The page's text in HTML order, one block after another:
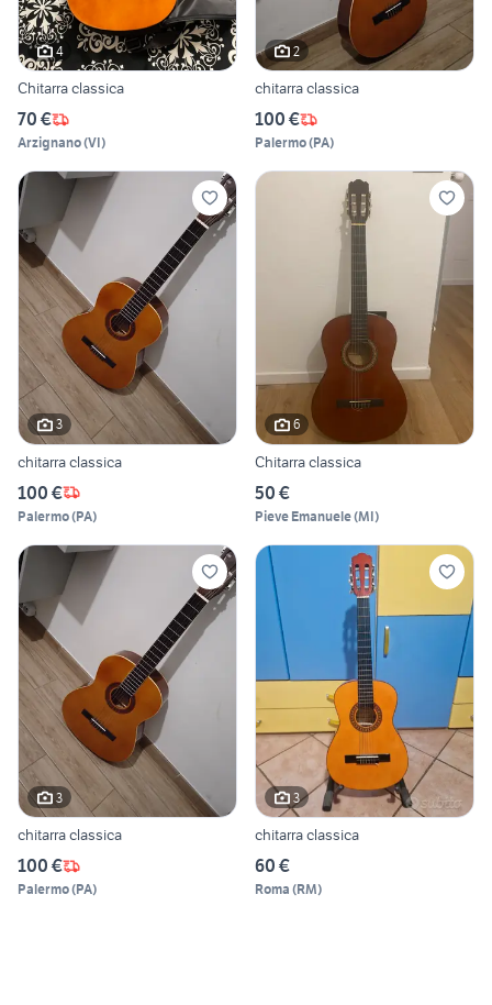
4
Chitarra classica
70 €
Arzignano(VI)
2
chitarra classica
100 €
Palermo(PA)
3
chitarra classica
100 €
Palermo(PA)
6
Chitarra classica
50 €
Pieve Emanuele(MI)
3
chitarra classica
100 €
Palermo(PA)
3
chitarra classica
60 €
Roma (RM)